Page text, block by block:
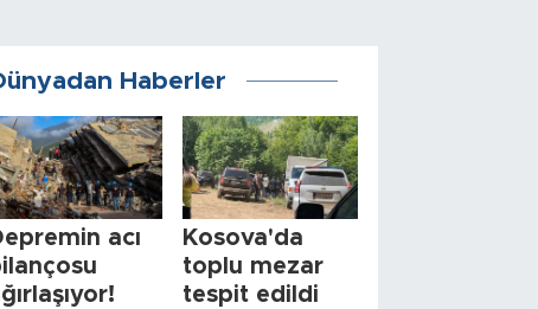
Haberler
acı
Kosova'da
toplu mezar
tespit edildi